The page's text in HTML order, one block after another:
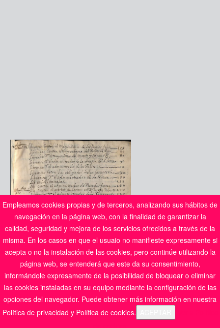
Empleamos cookies propias y de terceros, analizando sus hábitos de
navegación en la página web, con la finalidad de garantizar la
calidad, seguridad y mejora de los servicios ofrecidos a través de la
misma. En los casos en que el usuaio no manifieste expresamente si
acepta o no la instalación de las cookies, pero continúe utilizando la
página web, se entenderá que este da su consentimiento,
informándole expresamente de la posibilidad de bloquear o eliminar
las cookies instaladas en su equipo mediante la configuración de las
opciones del navegador. Puede obtener más información en nuestra
Política de privacidad y Política de cookies.